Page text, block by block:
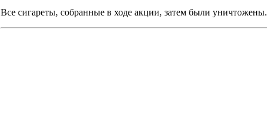
Все сигареты, собранные в ходе акции, затем были уничтожены.